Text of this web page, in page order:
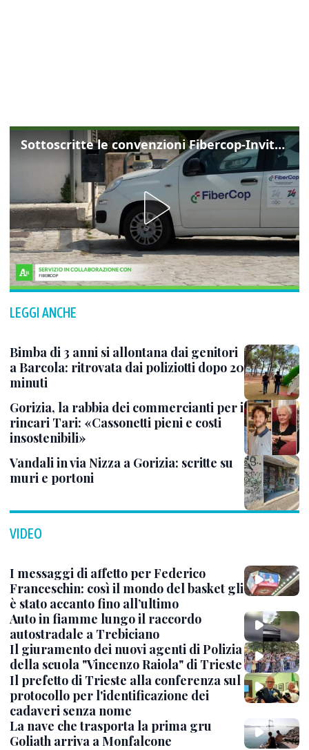
Sottoscritte le convenzioni Fibercop-Invitalia, fibra ottica per 477 mila civici
LEGGI ANCHE
Bimba di 3 anni si allontana dai genitori
a Barcola: ritrovata dai poliziotti dopo 20
minuti
Gorizia, la rabbia dei commercianti per i
rincari Tari: «Cassonetti pieni e costi
insostenibili»
Vandali in via Nizza a Gorizia: scritte su
muri e portoni
VIDEO
I messaggi di affetto per Federico
Franceschin: così il mondo del basket gli
è stato accanto fino all’ultimo
Auto in fiamme lungo il raccordo
autostradale a Trebiciano
Il giuramento dei nuovi agenti di Polizia
della scuola "Vincenzo Raiola" di Trieste
Il prefetto di Trieste alla conferenza sul
protocollo per l'identificazione dei
cadaveri senza nome
La nave che trasporta la prima gru
Goliath arriva a Monfalcone